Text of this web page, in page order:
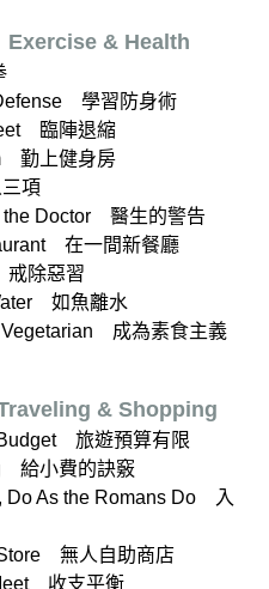
& Health
學習防身術
臨陣退縮
勤上健身房
項
Doctor 醫生的警告
在一間新餐廳
除惡習
如魚離水
成為素食主義
& Shopping
旅遊預算有限
給小費的訣竅
As the Romans Do 入
無人自助商店
收支平衡